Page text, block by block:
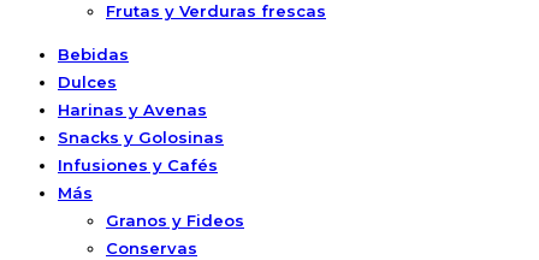
Frutas y Verduras frescas
Bebidas
Dulces
Harinas y Avenas
Snacks y Golosinas
Infusiones y Cafés
Más
Granos y Fideos
Conservas